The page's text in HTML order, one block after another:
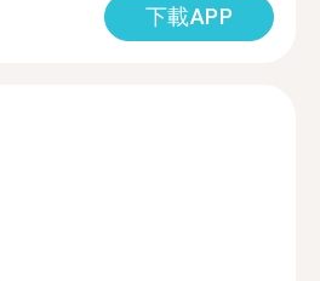
下載APP